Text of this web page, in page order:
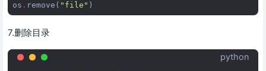
os . remove ( "file" )
7.删除目录
python